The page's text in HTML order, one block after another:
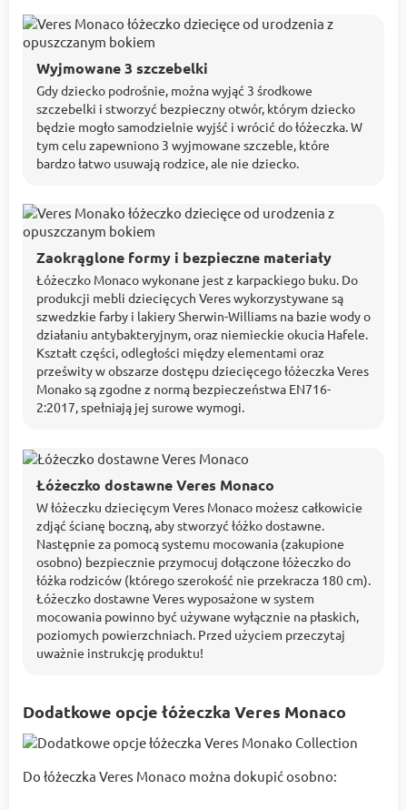
Wyjmowane 3 szczebelki
Gdy dziecko podrośnie, można wyjąć 3 środkowe
szczebelki i stworzyć bezpieczny otwór, którym dziecko
będzie mogło samodzielnie wyjść i wrócić do łóżeczka. W
tym celu zapewniono 3 wyjmowane szczeble, które
bardzo łatwo usuwają rodzice, ale nie dziecko.
Zaokrąglone formy i bezpieczne materiały
Łóżeczko Monaco wykonane jest z karpackiego buku. Do
produkcji mebli dziecięcych Veres wykorzystywane są
szwedzkie farby i lakiery Sherwin-Williams na bazie wody o
działaniu antybakteryjnym, oraz niemieckie okucia Hafele.
Kształt części, odległości między elementami oraz
prześwity w obszarze dostępu dziecięcego łóżeczka Veres
Monako są zgodne z normą bezpieczeństwa EN716-
2:2017, spełniają jej surowe wymogi.
Łóżeczko dostawne Veres Monaco
W łóżeczku dziecięcym Veres Monaco możesz całkowicie
zdjąć ścianę boczną, aby stworzyć łóżko dostawne.
Następnie za pomocą systemu mocowania (zakupione
osobno) bezpiecznie przymocuj dołączone łóżeczko do
łóżka rodziców (którego szerokość nie przekracza 180 cm).
Łóżeczko dostawne Veres wyposażone w system
mocowania powinno być używane wyłącznie na płaskich,
poziomych powierzchniach. Przed użyciem przeczytaj
uważnie instrukcję produktu!
Dodatkowe opcje łóżeczka Veres Monaco
Do łóżeczka Veres Monaco można dokupić osobno: